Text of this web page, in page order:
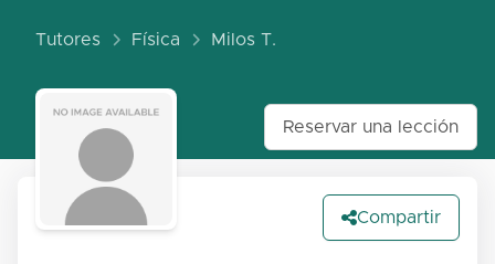
Tutores Física Milos T.
Reservar una lección
Compartir